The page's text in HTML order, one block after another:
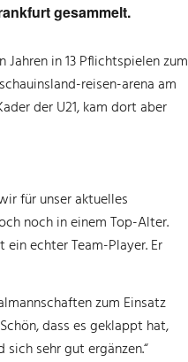
gesammelt.
in 13 Pflichtspielen zum
reisen-arena am
der U21, kam dort aber
für unser aktuelles
noch in einem Top-Alter.
echter Team-Player. Er
zum Einsatz
dass es geklappt hat,
sehr gut ergänzen.“